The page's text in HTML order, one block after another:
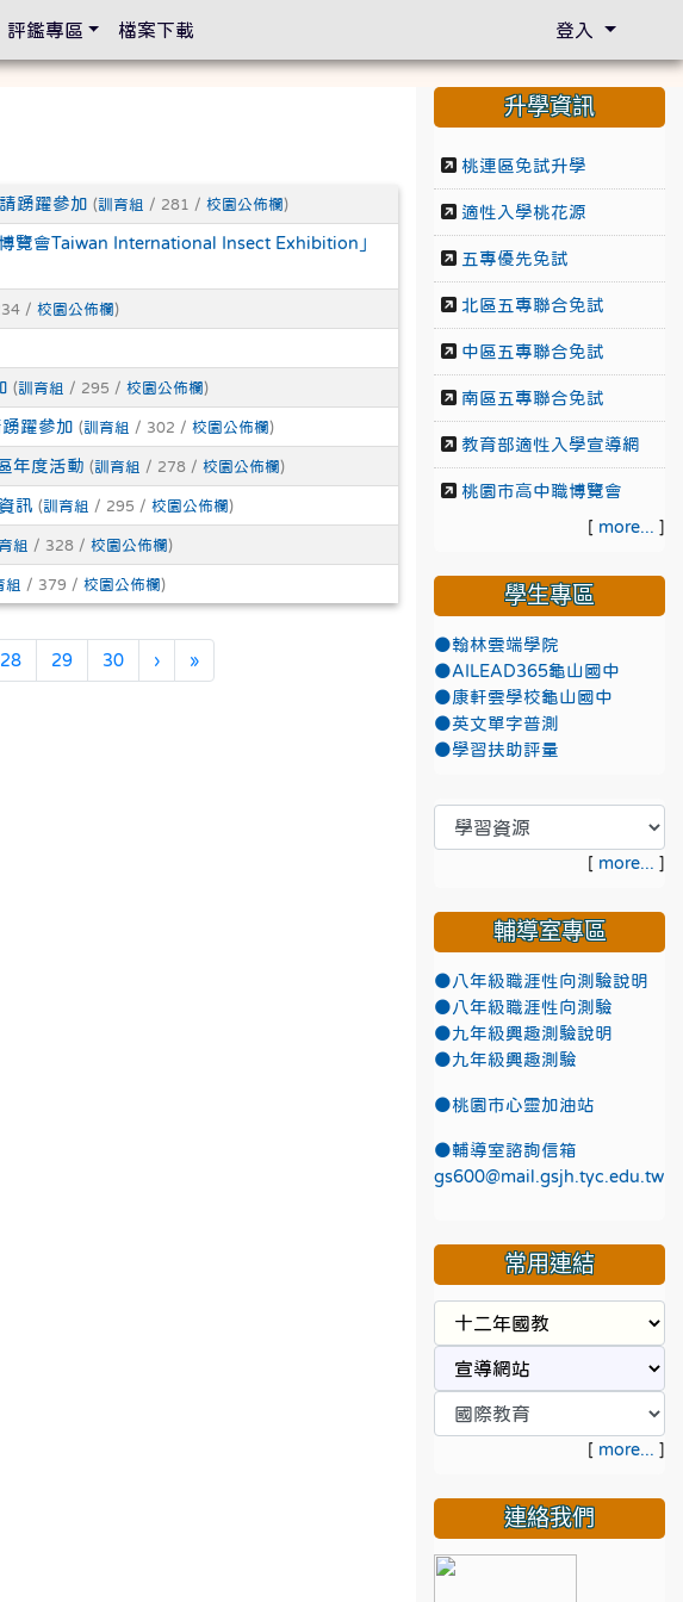
踴躍參加 (訓育組 / 281 / 校園公佈欄 )
覽會Taiwan International Insect Exhibition」
/ 校園公佈欄 )
(訓育組 / 295 / 校園公佈欄 )
躍參加 (訓育組 / 302 / 校園公佈欄 )
年度活動 (訓育組 / 278 / 校園公佈欄 )
訊 (訓育組 / 295 / 校園公佈欄 )
組 / 328 / 校園公佈欄 )
組 / 379 / 校園公佈欄 )
28 29 30 ›下一頁
»最後頁
升學資訊
桃連區免試升學
適性入學桃花源
五專優先免試
北區五專聯合免試
中區五專聯合免試
南區五專聯合免試
教育部適性入學宣導網
桃園市高中職博覽會
[ more... ]
學生專區
●翰林雲端學院
●AILEAD365龜山國中
●康軒雲學校龜山國中
●英文單字普測
●學習扶助評量
[ more... ]
輔導室專區
●八年級職涯性向測驗說明
●八年級職涯性向測驗
●九年級興趣測驗說明
●九年級興趣測驗
●桃園市心靈加油站
●輔導室諮詢信箱
gs600@mail.gsjh.tyc.edu.tw
常用連結
[ more... ]
連絡我們
評鑑專區 檔案下載 登入